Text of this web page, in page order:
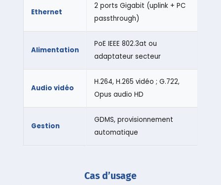
Ethernet
2 ports Gigabit (uplink + PC
passthrough)
Alimentation
PoE IEEE 802.3at ou
adaptateur secteur
Audio vidéo
H.264, H.265 vidéo ; G.722,
Opus audio HD
Gestion
GDMS, provisionnement
automatique
Cas d’usage